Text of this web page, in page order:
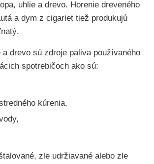
uhlie a drevo. Horenie dreveného
a dym z cigariet tiež produkujú
a drevo sú zdroje paliva používaného
spotrebičoch ako sú:
kúrenia,
zle udržiavané alebo zle